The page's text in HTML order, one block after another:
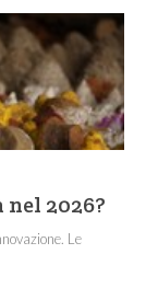
2026?
Le